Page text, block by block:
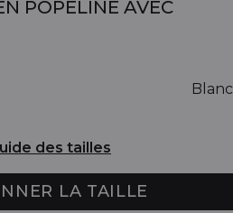
POPELINE AVEC
Blanc
des tailles
LA TAILLE